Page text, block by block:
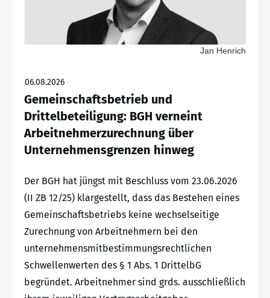
Jan Henrich
06.08.2026
Gemeinschaftsbetrieb und
Drittelbeteiligung: BGH verneint
Arbeitnehmerzurechnung über
Unternehmensgrenzen hinweg
Der BGH hat jüngst mit Beschluss vom 23.06.2026
(II ZB 12/25) klargestellt, dass das Bestehen eines
Gemeinschaftsbetriebs keine wechselseitige
Zurechnung von Arbeitnehmern bei den
unternehmensmitbestimmungsrechtlichen
Schwellenwerten des § 1 Abs. 1 DrittelbG
begründet. Arbeitnehmer sind grds. ausschließlich